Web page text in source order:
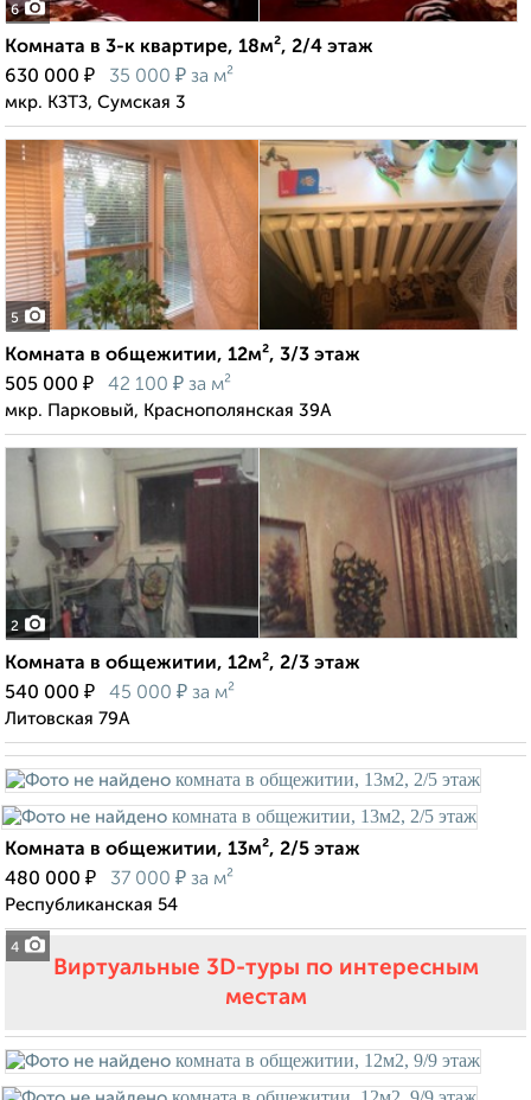
6
Комната в 3-к квартире, 18м², 2/4 этаж
630 000 ₽ 35 000 ₽ за м²
мкр. КЗТЗ, Сумская 3
5
Комната в общежитии, 12м², 3/3 этаж
505 000 ₽ 42 100 ₽ за м²
мкр. Парковый, Краснополянская 39А
2
Комната в общежитии, 12м², 2/3 этаж
540 000 ₽ 45 000 ₽ за м²
Литовская 79А
4
Комната в общежитии, 13м², 2/5 этаж
480 000 ₽ 37 000 ₽ за м²
Республиканская 54
Виртуальные 3D-туры по интересным
местам